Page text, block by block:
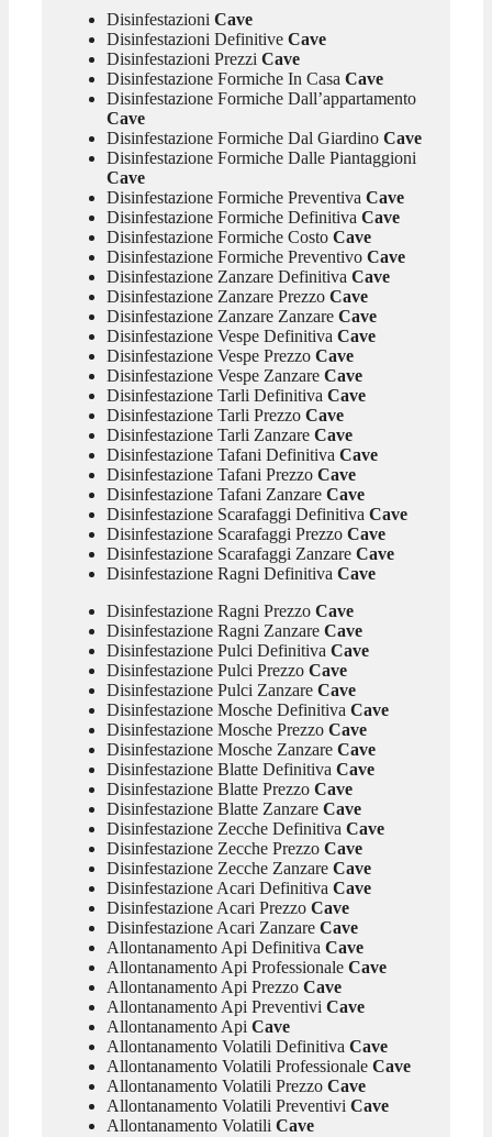
Disinfestazioni Cave
Disinfestazioni DefinitiveCave
Disinfestazioni Prezzi Cave
Disinfestazione Formiche In Casa Cave
Disinfestazione Formiche Dall’appartamento
Cave
Disinfestazione Formiche Dal GiardinoCave
Disinfestazione Formiche Dalle Piantaggioni
Cave
Disinfestazione Formiche Preventiva Cave
Disinfestazione Formiche Definitiva Cave
Disinfestazione Formiche CostoCave
Disinfestazione Formiche PreventivoCave
Disinfestazione Zanzare Definitiva Cave
Disinfestazione Zanzare PrezzoCave
Disinfestazione Zanzare ZanzareCave
Disinfestazione Vespe Definitiva Cave
Disinfestazione Vespe PrezzoCave
Disinfestazione Vespe ZanzareCave
Disinfestazione Tarli Definitiva Cave
Disinfestazione Tarli PrezzoCave
Disinfestazione Tarli ZanzareCave
Disinfestazione Tafani Definitiva Cave
Disinfestazione Tafani PrezzoCave
Disinfestazione Tafani ZanzareCave
Disinfestazione Scarafaggi Definitiva Cave
Disinfestazione Scarafaggi PrezzoCave
Disinfestazione Scarafaggi ZanzareCave
Disinfestazione Ragni Definitiva Cave
Disinfestazione Ragni PrezzoCave
Disinfestazione Ragni ZanzareCave
Disinfestazione Pulci Definitiva Cave
Disinfestazione Pulci PrezzoCave
Disinfestazione Pulci ZanzareCave
Disinfestazione Mosche Definitiva Cave
Disinfestazione Mosche PrezzoCave
Disinfestazione Mosche ZanzareCave
Disinfestazione Blatte Definitiva Cave
Disinfestazione Blatte PrezzoCave
Disinfestazione Blatte ZanzareCave
Disinfestazione Zecche Definitiva Cave
Disinfestazione Zecche PrezzoCave
Disinfestazione Zecche ZanzareCave
Disinfestazione Acari Definitiva Cave
Disinfestazione Acari PrezzoCave
Disinfestazione Acari ZanzareCave
Allontanamento Api Definitiva Cave
Allontanamento Api ProfessionaleCave
Allontanamento Api PrezzoCave
Allontanamento Api Preventivi Cave
Allontanamento Api Cave
Allontanamento Volatili Definitiva Cave
Allontanamento Volatili ProfessionaleCave
Allontanamento Volatili PrezzoCave
Allontanamento Volatili Preventivi Cave
Allontanamento Volatili Cave